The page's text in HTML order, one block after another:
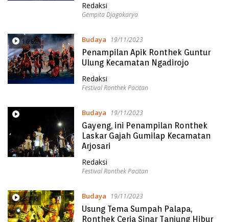
Redaksi
Gempita Djagakarya
16:52 Budaya 19/11/2023
Penampilan Apik Ronthek Guntur
Ulung Kecamatan Ngadirojo
Redaksi
Festival Ronthek Pacitan
Budaya 19/11/2023
Gayeng, ini Penampilan Ronthek
Laskar Gajah Gumilap Kecamatan
Arjosari
Redaksi
Festival Ronthek Pacitan
22:12 Budaya 19/11/2023
Usung Tema Sumpah Palapa,
Ronthek Ceria Sinar Tanjung Hibur